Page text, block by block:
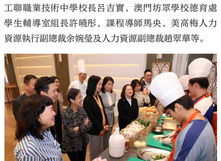
工聯職業技術中學校長呂吉實，澳門坊眾學校德育處
學生輔導室組長許曉彤，課程導師馬央，美高梅人力
資源執行副總裁余婉瑩及人力資源副總裁趙翠華等。